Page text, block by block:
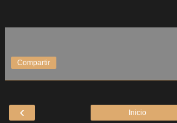
Compartir
‹ Inicio